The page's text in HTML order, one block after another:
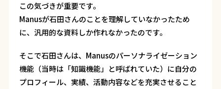
この気づきが重要です。
Manusが石田さんのことを理解していなかったため
に、汎用的な資料しか作れなかったのです。
そこで石田さんは、Manusのパーソナライゼーション
機能（当時は「知識機能」と呼ばれていた）に自分の
プロフィール、実績、活動内容などを充実させること